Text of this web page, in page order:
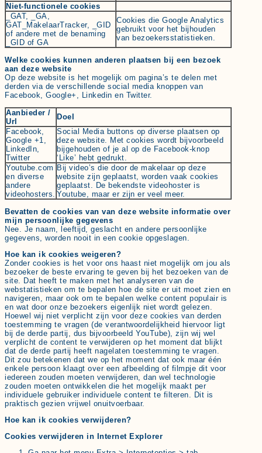
Niet-functionele cookies
_GAT, _GA,
GAT_MakelaarTracker, _GID
of andere met de benaming
_GID of GA
Cookies die Google Analytics
gebruikt voor het bijhouden
van bezoekersstatistieken.
Welke cookies kunnen anderen plaatsen bij een bezoek
aan deze website
Op deze website is het mogelijk om pagina’s te delen met
derden via de verschillende social media knoppen van
Facebook, Google+, Linkedin en Twitter.
Aanbieder /
Url
Doel
Facebook,
Google +1,
LinkedIn,
Twitter
Social Media buttons op diverse plaatsen op
deze website. Met cookies wordt bijvoorbeeld
bijgehouden of je al op de Facebook-knop
‘Like’ hebt gedrukt.
Youtube.com
en diverse
andere
videohosters.
Bij video’s die door de makelaar op deze
website zijn geplaatst, worden vaak cookies
geplaatst. De bekendste videohoster is
Youtube, maar er zijn er veel meer.
Bevatten de cookies van van deze website informatie over
mijn persoonlijke gegevens
Nee. Je naam, leeftijd, geslacht en andere persoonlijke
gegevens, worden nooit in een cookie opgeslagen.
Hoe kan ik cookies weigeren?
Zonder cookies is het voor ons haast niet mogelijk om jou als
bezoeker de beste ervaring te geven bij het bezoeken van de
site. Dat heeft te maken met het analyseren van de
webstatistieken om te bepalen hoe de site er uit moet zien en
navigeren, maar ook om te bepalen welke content populair is
en wat door onze bezoekers eigenlijk niet wordt gelezen.
Hoewel wij niet verplicht zijn voor deze cookies van derden
toestemming te vragen (de verantwoordelijkheid hiervoor ligt
bij de derde partij, dus bijvoorbeeld YouTube), zijn wij wel
verplicht de content te verwijderen op het moment dat blijkt
dat de derde partij heeft nagelaten toestemming te vragen.
Dit zou betekenen dat we op het moment dat ook maar één
enkele persoon klaagt over een afbeelding of filmpje dit voor
iedereen zouden moeten verwijderen, dan wel technologie
zouden moeten ontwikkelen die het mogelijk maakt per
individuele gebruiker individuele content te filteren. Dit is
praktisch gezien vrijwel onuitvoerbaar.
Hoe kan ik cookies verwijderen?
Cookies verwijderen in Internet Explorer